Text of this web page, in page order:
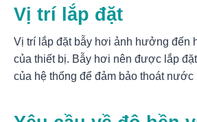
Vị trí lắp đặt
Vị trí lắp đặt bẫy hơi ảnh hưởng đến
của thiết bị. Bẫy hơi nên được lắp
của hệ thống để đảm bảo thoát